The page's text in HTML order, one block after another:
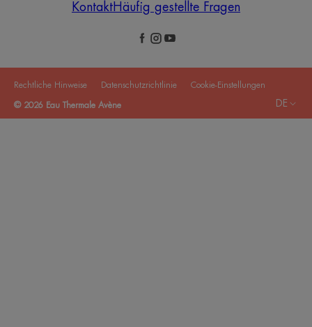
KontaktHäufig gestellte Fragen
Rechtliche Hinweise Datenschutzrichtlinie Cookie-Einstellungen
© 2026 Eau Thermale Avène DE